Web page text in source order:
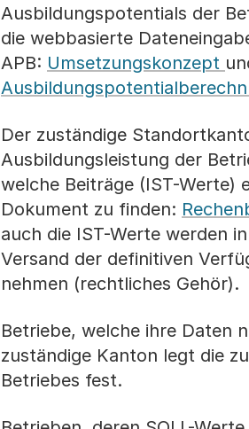
Ausbildungspotentials der
die webbasierte
APB: Umsetzungskonzept
Der zuständige
Ausbildungsleistung der
welche Beiträge (IST-Werte)
Dokument zu finden:
auch die IST-Werte werden
Versand der definitiven
nehmen (rechtliches Gehör).
Betriebe, welche ihre Daten
zuständige Kanton legt die
Betriebes fest.